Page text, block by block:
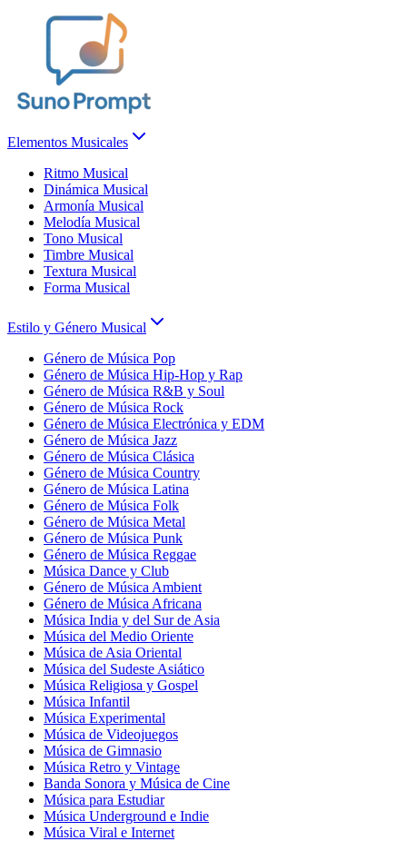
Elementos Musicales
Ritmo Musical
Dinámica Musical
Armonía Musical
Melodía Musical
Tono Musical
Timbre Musical
Textura Musical
Forma Musical
Estilo y Género Musical
Género de Música Pop
Género de Música Hip-Hop y Rap
Género de Música R&B y Soul
Género de Música Rock
Género de Música Electrónica y EDM
Género de Música Jazz
Género de Música Clásica
Género de Música Country
Género de Música Latina
Género de Música Folk
Género de Música Metal
Género de Música Punk
Género de Música Reggae
Música Dance y Club
Género de Música Ambient
Género de Música Africana
Música India y del Sur de Asia
Música del Medio Oriente
Música de Asia Oriental
Música del Sudeste Asiático
Música Religiosa y Gospel
Música Infantil
Música Experimental
Música de Videojuegos
Música de Gimnasio
Música Retro y Vintage
Banda Sonora y Música de Cine
Música para Estudiar
Música Underground e Indie
Música Viral e Internet